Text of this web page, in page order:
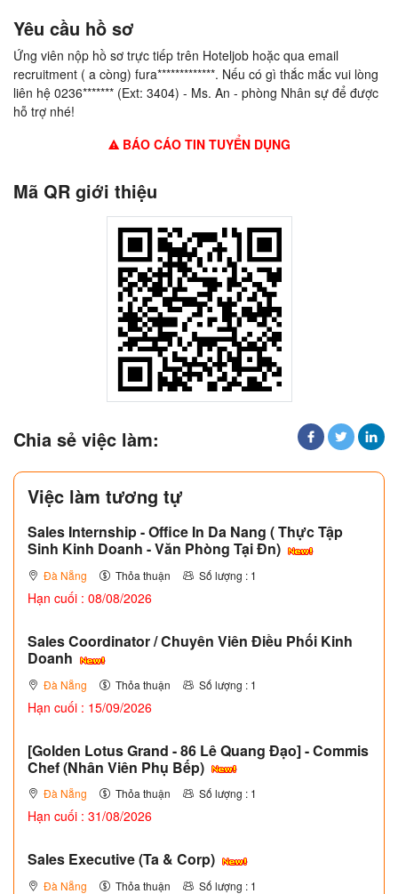
Yêu cầu hồ sơ
Ứng viên nộp hồ sơ trực tiếp trên Hoteljob hoặc qua email
recruitment ( a còng) fura*************. Nếu có gì thắc mắc vui lòng
liên hệ 0236******* (Ext: 3404) - Ms. An - phòng Nhân sự để được
hỗ trợ nhé!
BÁO CÁO TIN TUYỂN DỤNG
Mã QR giới thiệu
Chia sẻ việc làm:
Việc làm tương tự
Sales Internship - Office In Da Nang ( Thực Tập
Sinh Kinh Doanh - Văn Phòng Tại Đn)
Đà Nẵng Thỏa thuận Số lượng : 1
Hạn cuối : 08/08/2026
Sales Coordinator / Chuyên Viên Điều Phối Kinh
Doanh
Đà Nẵng Thỏa thuận Số lượng : 1
Hạn cuối : 15/09/2026
[Golden Lotus Grand - 86 Lê Quang Đạo] - Commis
Chef (Nhân Viên Phụ Bếp)
Đà Nẵng Thỏa thuận Số lượng : 1
Hạn cuối : 31/08/2026
Sales Executive (Ta & Corp)
Đà Nẵng Thỏa thuận Số lượng : 1